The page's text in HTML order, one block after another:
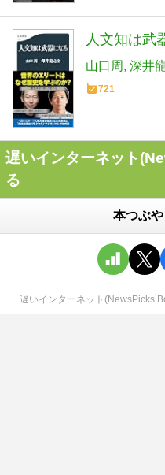
人文知は武
山口周 深井
721
遅いインターネット
る
本つぶや
遅いインターネット(NewsPicks